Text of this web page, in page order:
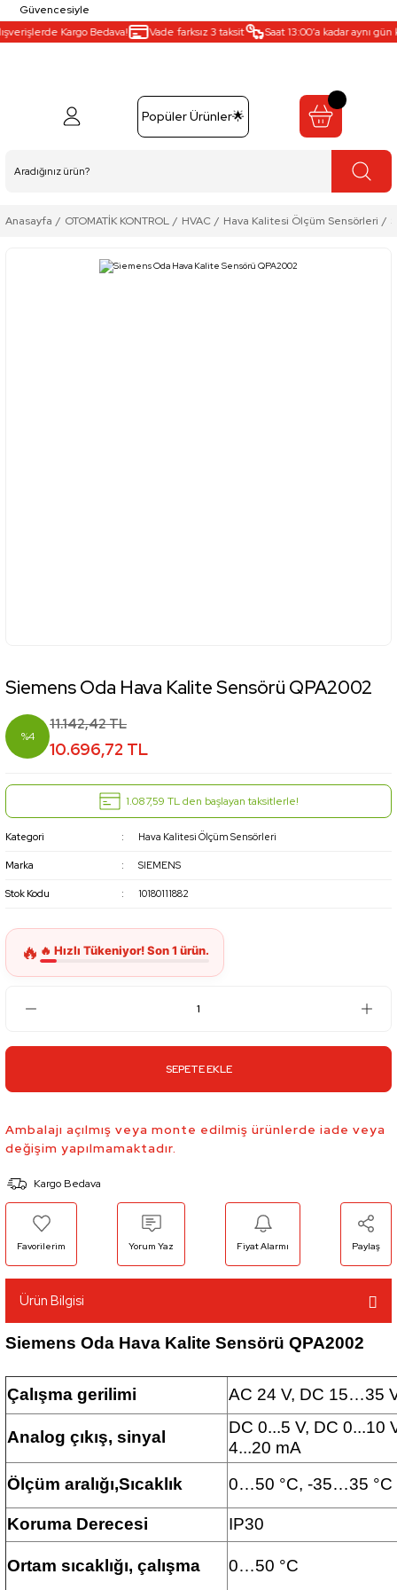
Güvencesiyle
Kargo Bedava!
Vade farksız 3 taksit Saat 13:00’a kadar aynı gün
Popüler Ürünler🌟
Anasayfa OTOMATİK KONTROL HVAC Hava Kalitesi Ölçüm Sensörleri
Siemens Oda Hava Kalite Sensörü QPA2002
%4
11.142,42 TL
10.696,72 TL
1.087,59 TL den başlayan taksitlerle!
Kategori Hava Kalitesi Ölçüm Sensörleri
Marka SIEMENS
Stok Kodu 10180111882
SEPETE EKLE
Ambalajı açılmış veya monte edilmiş ürünlerde iade veya
değişim yapılmamaktadır.
Kargo Bedava
Yorum Yaz Fiyat Alarmı Paylaş
Ürün Bilgisi
Siemens Oda Hava Kalite Sensörü QPA2002
Çalışma gerilimi AC 24 V, DC 15…35
Analog çıkış, sinyal
DC 0...5 V, DC 0...10
4...20 mA
Ölçüm aralığı,Sıcaklık
0…50 °C, -35…35 °C
Koruma Derecesi IP30
Ortam sıcaklığı, çalışma 0…50 °C